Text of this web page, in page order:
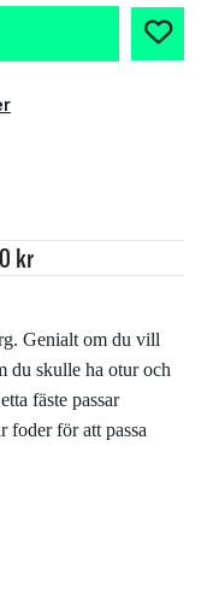
Genialt om du vill
du skulle ha otur och
fäste passar
foder för att passa
kr